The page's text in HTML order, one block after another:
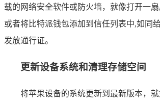
载的网络安全软件或防火墙，就像打开一扇
或者将比特派钱包添加到信任列表中,如同
发放通行证。
更新设备系统和清理存储空间
将苹果设备的系统更新到最新版本，